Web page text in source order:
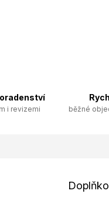
i revizemi běžné